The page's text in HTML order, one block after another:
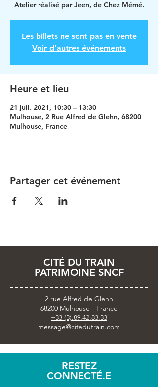
Atelier réalisé par Jeen, de Chez Mémé.
Les billets ne sont pas en vente
Voir d'autres événements
Heure et lieu
21 juil. 2021, 10:30 – 13:30
Mulhouse, 2 Rue Alfred de Glehn, 68200
Mulhouse, France
Partager cet événement
CITÉ DU TRAIN
PATRIMOINE SNCF
2 rue Alfred de Glehn
68200 Mulhouse - France
+33 (3).89.42.83.33
message@citedutrain.com
RESTEZ
CONNECTÉ.E